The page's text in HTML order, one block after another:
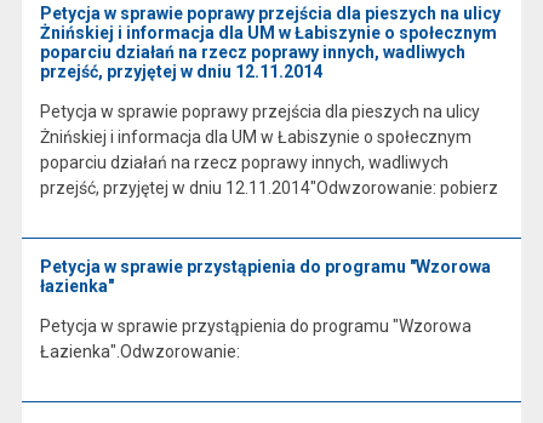
Petycja w sprawie poprawy przejścia dla pieszych na ulicy
Żnińskiej i informacja dla UM w Łabiszynie o społecznym
poparciu działań na rzecz poprawy innych, wadliwych
przejść, przyjętej w dniu 12.11.2014
Petycja w sprawie poprawy przejścia dla pieszych na ulicy
Żnińskiej i informacja dla UM w Łabiszynie o społecznym
poparciu działań na rzecz poprawy innych, wadliwych
przejść, przyjętej w dniu 12.11.2014"Odwzorowanie: pobierz
Petycja w sprawie przystąpienia do programu "Wzorowa
łazienka"
Petycja w sprawie przystąpienia do programu "Wzorowa
Łazienka".Odwzorowanie: